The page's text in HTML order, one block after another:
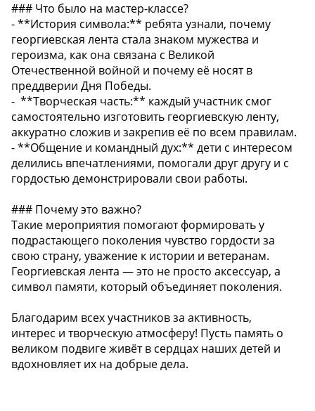
### Что было на мастер-классе?
- **История символа:** ребята узнали, почему
георгиевская лента стала знаком мужества и
героизма, как она связана с Великой
Отечественной войной и почему её носят в
преддверии Дня Победы.
- ️ **Творческая часть:** каждый участник смог
самостоятельно изготовить георгиевскую ленту,
аккуратно сложив и закрепив её по всем правилам.
- **Общение и командный дух:** дети с интересом
делились впечатлениями, помогали друг другу и с
гордостью демонстрировали свои работы.
### Почему это важно?
Такие мероприятия помогают формировать у
подрастающего поколения чувство гордости за
свою страну, уважение к истории и ветеранам.
Георгиевская лента — это не просто аксессуар, а
символ памяти, который объединяет поколения.
Благодарим всех участников за активность,
интерес и творческую атмосферу! Пусть память о
великом подвиге живёт в сердцах наших детей и
вдохновляет их на добрые дела. ️